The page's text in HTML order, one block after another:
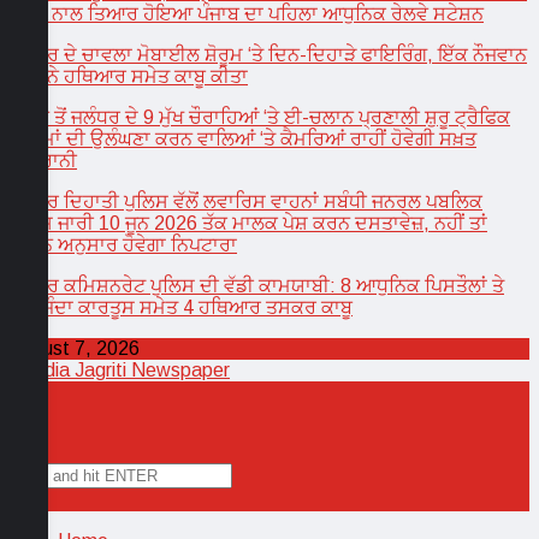
ਰੁਪਏ ਨਾਲ ਤਿਆਰ ਹੋਇਆ ਪੰਜਾਬ ਦਾ ਪਹਿਲਾ ਆਧੁਨਿਕ ਰੇਲਵੇ ਸਟੇਸ਼ਨ
ਜਲੰਧਰ ਦੇ ਚਾਵਲਾ ਮੋਬਾਈਲ ਸ਼ੋਰੂਮ ‘ਤੇ ਦਿਨ-ਦਿਹਾੜੇ ਫਾਇਰਿੰਗ, ਇੱਕ ਨੌਜਵਾਨ
ਲੋਕਾਂ ਨੇ ਹਥਿਆਰ ਸਮੇਤ ਕਾਬੂ ਕੀਤਾ
1 ਜੂਨ ਤੋਂ ਜਲੰਧਰ ਦੇ 9 ਮੁੱਖ ਚੌਰਾਹਿਆਂ ‘ਤੇ ਈ-ਚਲਾਨ ਪ੍ਰਣਾਲੀ ਸ਼ੁਰੂ ਟ੍ਰੈਫਿਕ
ਨਿਯਮਾਂ ਦੀ ਉਲੰਘਣਾ ਕਰਨ ਵਾਲਿਆਂ ‘ਤੇ ਕੈਮਰਿਆਂ ਰਾਹੀਂ ਹੋਵੇਗੀ ਸਖ਼ਤ
ਨਿਗਰਾਨੀ
ਜਲੰਧਰ ਦਿਹਾਤੀ ਪੁਲਿਸ ਵੱਲੋਂ ਲਵਾਰਿਸ ਵਾਹਨਾਂ ਸਬੰਧੀ ਜਨਰਲ ਪਬਲਿਕ
ਨੋਟਿਸ ਜਾਰੀ 10 ਜੂਨ 2026 ਤੱਕ ਮਾਲਕ ਪੇਸ਼ ਕਰਨ ਦਸਤਾਵੇਜ਼, ਨਹੀਂ ਤਾਂ
ਕਾਨੂੰਨ ਅਨੁਸਾਰ ਹੋਵੇਗਾ ਨਿਪਟਾਰਾ
ਜਲੰਧਰ ਕਮਿਸ਼ਨਰੇਟ ਪੁਲਿਸ ਦੀ ਵੱਡੀ ਕਾਮਯਾਬੀ: 8 ਆਧੁਨਿਕ ਪਿਸਤੌਲਾਂ ਤੇ
45 ਜਿੰਦਾ ਕਾਰਤੂਸ ਸਮੇਤ 4 ਹਥਿਆਰ ਤਸਕਰ ਕਾਬੂ
August 7, 2026